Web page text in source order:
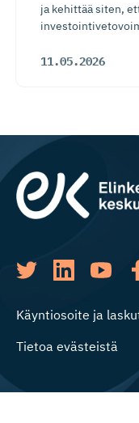
ja kehittää siten,
11.05.2026
Käyntiosoite ja
Tietoa evästeistä